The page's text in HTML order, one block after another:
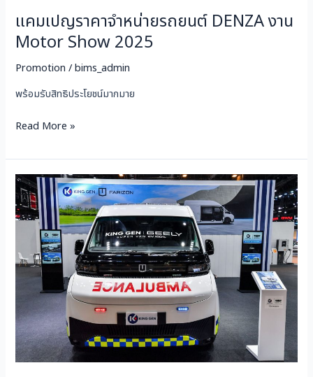
แคมเปญราคาจำหน่ายรถยนต์ DENZA งาน
Motor Show 2025
Promotion /bims_admin
พร้อมรับสิทธิประโยชน์มากมาย
Read More »
คิง
เจน
จัด
ส่วนลด
รถ
ตู้
ไฟฟ้า
Farizon
SuperVan
300,000-
500,000